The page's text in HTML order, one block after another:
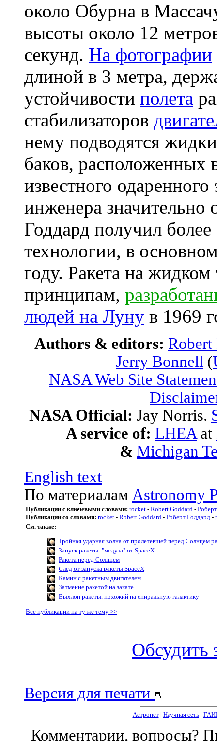
около Обурна в
высоты около 12
секунд. На фотографии
длиной в 3 метра,
устойчивости полета
стабилизаторов
нему подводятся
баков, расположенных
известного
инженера значительно
Годдард получил
технологии, в
году. Ракета на
принципам,
людей на Луну в 1969
Authors & editors:
Jerry Bonnell (
NASA Web Site
NASA Official: Jay Norris.
A service of: LHEA at
& Michigan
English text
По материалам Astronomy
Публикации с ключевыми словами: rocket - Robert Goddard -
Публикации со словами: rocket - Robert Goddard - Роберт Годдард -
См. также:
Тройная ударная волна от пролетевшей перед Солнцем
Запуск ракеты: "медуза" от SpaceX
Ракета перед Солнцем
След от запуска ракеты SpaceX
Камин с ракетным двигателем
Затмение ракетой на закате
Выхлоп ракеты, похожий на спиральную галактику
Все публикации на ту же тему >>
Обсудить
Версия для печати
Астронет| Научная сеть|
Комментарии, вопросы?